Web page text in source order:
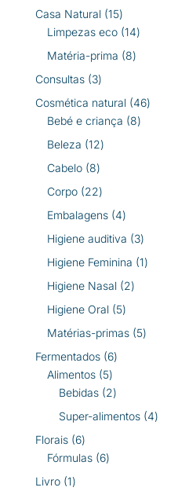
produtos
Casa Natural 1515
produtos
Limpezas eco 1414
Matéria-prima 88
Consultas 33
produtos
Cosmética natural 4646
Bebé e criança 88
Beleza 1212
Cabelo 88
produtos
Corpo 2222
produtos
Embalagens 44
produtos
Higiene auditiva 33
produtos
Higiene Feminina 11
Higiene Nasal 22
Higiene Oral 55
produtos
Matérias-primas 55
Fermentados 66
Alimentos 55
produtos
Bebidas 22
produtos
Super-alimentos 44
Florais 66
produtos
Fórmulas 66
Livro 11